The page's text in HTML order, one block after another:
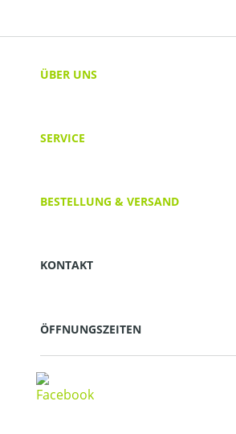
ÜBER UNS
SERVICE
BESTELLUNG & VERSAND
KONTAKT
ÖFFNUNGSZEITEN